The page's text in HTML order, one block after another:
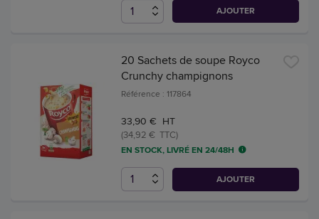
AJOUTER
20 Sachets de soupe Royco
Crunchy champignons
Référence : 117864
33,90 € HT
(34,92 € TTC)
EN STOCK, LIVRÉ EN 24/48H
AJOUTER